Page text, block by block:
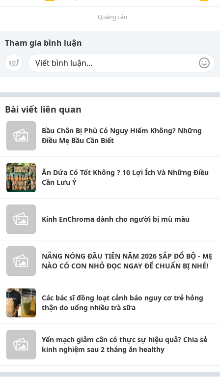
Quảng cáo
Tham gia bình luận
Bài viết liên quan
Bầu Chân Bị Phù Có Nguy Hiểm Không? Những
Điều Mẹ Bầu Cần Biết
Ăn Dứa Có Tốt Không ? 10 Lợi Ích Và Những Điều
Cần Lưu Ý
Kính EnChroma dành cho người bị mù màu
NẮNG NÓNG ĐẦU TIÊN NĂM 2026 SẮP ĐỔ BỘ - MẸ
NÀO CÓ CON NHỎ ĐỌC NGAY ĐỂ CHUẨN BỊ NHÉ!
Các bác sĩ đồng loạt cảnh báo nguy cơ trẻ hỏng
thận do uống nhiều trà sữa
Yến mạch giảm cân có thực sự hiệu quả? Chia sẻ
kinh nghiệm sau 2 tháng ăn healthy